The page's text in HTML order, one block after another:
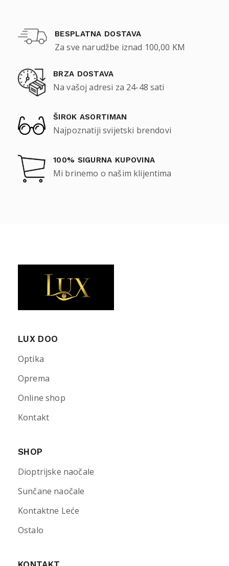
BESPLATNA DOSTAVA
Za sve narudžbe iznad 100,00 KM
BRZA DOSTAVA
Na vašoj adresi za 24-48 sati
ŠIROK ASORTIMAN
Najpoznatiji svijetski brendovi
100% SIGURNA KUPOVINA
Mi brinemo o našim klijentima
LUX DOO
Optika
Oprema
Online shop
Kontakt
SHOP
Dioptrijske naočale
Sunčane naočale
Kontaktne Leće
Ostalo